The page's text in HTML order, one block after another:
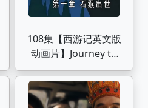
108集【西游记英文版
动画片】Journey to
the west 高级动画 中
英文双语字幕 看动画
学英语停不下来